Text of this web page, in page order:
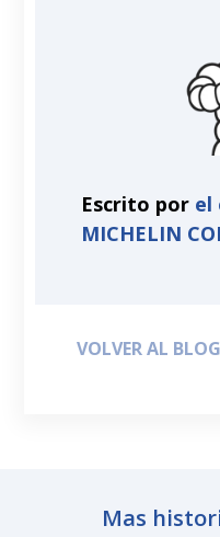
Escrito por el
MICHELIN
VOLVER AL BLOG
Mas